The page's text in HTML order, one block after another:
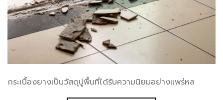
กระเบื้องยางเป็นวัสดุปูพื้นที่ได้รับความนิยมอย่างแพร่หล